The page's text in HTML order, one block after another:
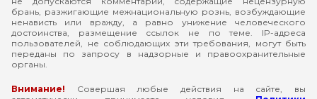
брань, разжигающие межнациональную рознь, возбуждающие
ненависть или вражду, а равно унижение человеческого
достоинства, размещение ссылок не по теме. IP-адреса
пользователей, не соблюдающих эти требования, могут быть
переданы по запросу в надзорные и правоохранительные
органы.
Внимание! Совершая любые действия на сайте, вы